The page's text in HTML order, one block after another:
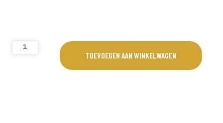
TOEVOEGEN AAN WINKELWAGEN